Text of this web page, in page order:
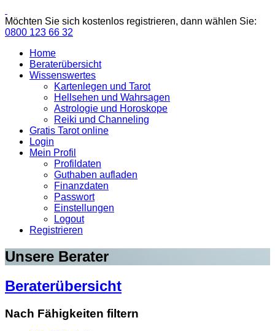
Möchten Sie sich kostenlos registrieren, dann wählen Sie:
0800 123 66 32
Home
Beraterübersicht
Wissenswertes
Kartenlegen und Tarot
Hellsehen und Wahrsagen
Astrologie und Horoskope
Reiki und Channeling
Gratis Tarot online
Login
Mein Profil
Profildaten
Guthaben aufladen
Finanzdaten
Passwort
Einstellungen
Logout
Registrieren
Unsere Berater
Beraterübersicht
Nach Fähigkeiten filtern